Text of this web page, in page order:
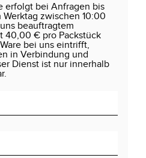
erfolgt bei Anfragen bis
Werktag zwischen 10:00
beauftragtem
40,00 € pro Packstück
bei uns eintrifft,
in Verbindung und
Dienst ist nur innerhalb